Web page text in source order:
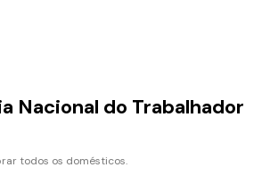
Nacional do Trabalhador
todos os domésticos.